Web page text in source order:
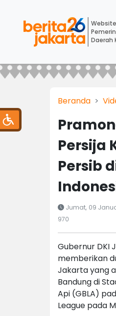
Daerah
Beranda
Persija
Persib
Jumat, 09
970
Gubernur DKI
memberikan
Jakarta yang
Bandung di
Api (GBLA)
League pada